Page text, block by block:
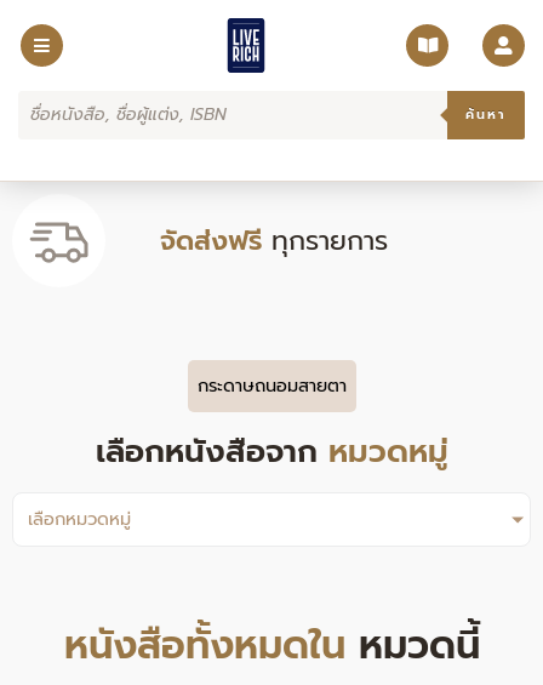
Products
search ค้นหา
จัดส่งฟรี ทุกรายการ
กระดาษถนอมสายตา
เลือกหนังสือจาก หมวดหมู่
เลือกหมวดหมู่
หนังสือทั้งหมดใน หมวดนี้